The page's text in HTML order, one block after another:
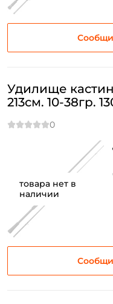
товара нет в
наличии
Удилище
213см. 10-38гр.